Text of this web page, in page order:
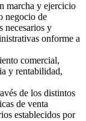
marcha y ejercicio
negocio de
necesarios y
onforme a
comercial,
y rentabilidad,
de los distintos
de venta
establecidos por